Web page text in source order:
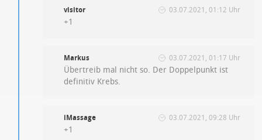
visitor 03.07.2021, 01:12 Uhr
+1
Markus 03.07.2021, 01:17 Uhr
Übertreib mal nicht so. Der Doppelpunkt ist
definitiv Krebs.
iMassage 03.07.2021, 09:28 Uhr
+1